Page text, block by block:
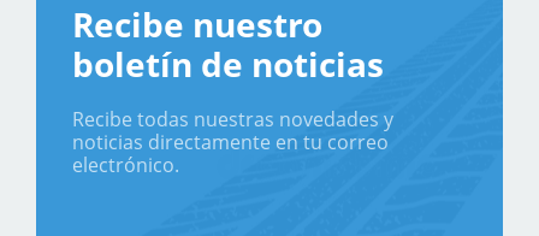
Recibe nuestro
boletín de noticias
Recibe todas nuestras novedades y
noticias directamente en tu correo
electrónico.